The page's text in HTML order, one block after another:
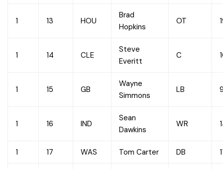
1 13 HOU
Brad
Hopkins
OT
1 14 CLE
Steve
Everitt
C
1 15 GB
Wayne
Simmons
LB
1 16 IND
Sean
Dawkins
WR
1 17 WAS Tom Carter DB